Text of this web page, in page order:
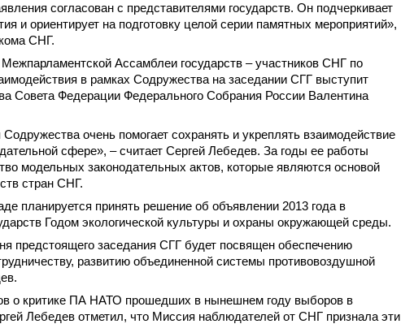
согласован с представителями государств. Он подчеркивает
и ориентирует на подготовку целой серии памятных мероприятий»,
СНГ.
Ассамблеи государств – участников СНГ по
в рамках Содружества на заседании СГГ выступит
Совета Федерации Федерального Собрания России Валентина
очень помогает сохранять и укреплять взаимодействие
сфере», – считает Сергей Лебедев. За годы ее работы
модельных законодательных актов, которые являются основой
стран СНГ.
планируется принять решение об объявлении 2013 года в
Годом экологической культуры и охраны окружающей среды.
предстоящего заседания СГГ будет посвящен обеспечению
развитию объединенной системы противовоздушной
о критике ПА НАТО прошедших в нынешнем году выборов в
Лебедев отметил, что Миссия наблюдателей от СНГ признала эти